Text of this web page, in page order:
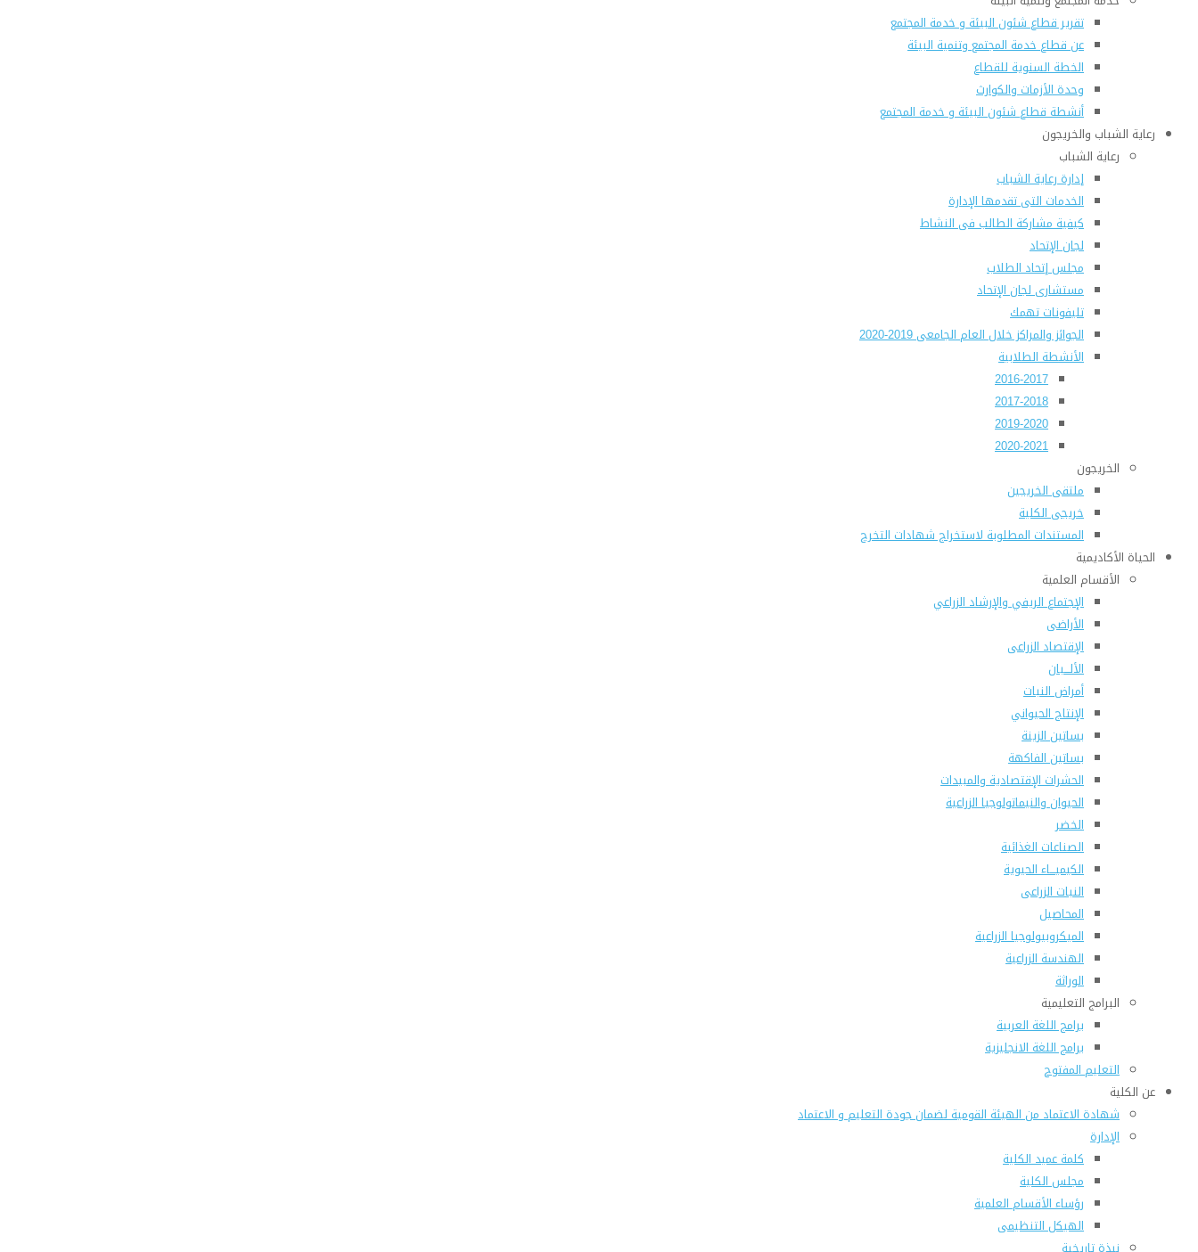
تقرير قطاع شئون البيئة و خدمة المجتمع
عن قطاع خدمة المجتمع وتنمية البيئة
الخطة السنوية للقطاع
وحدة الأزمات والكوارث
أنشطة قطاع شئون البيئة و خدمة المجتمع
رعاية الشباب والخريجون
رعاية الشباب
إدارة رعاية الشباب
الخدمات التى تقدمها الإدارة
كيفية مشاركة الطالب فى النشاط
لجان الإتحاد
مجلس إتحاد الطلاب
مستشارى لجان الإتحاد
تليفونات تهمك
الجوائز والمراكز خلال العام الجامعى 2019-2020
الأنشطة الطلابية
2016-2017
2017-2018
2019-2020
2020-2021
الخريجون
ملتقى الخريجين
خريجى الكلية
المستندات المطلوبة لاستخراج شهادات التخرج
الحياة الأكاديمية
الأقسام العلمية
الإجتماع الريفي والإرشاد الزراعي
الأراضى
الإقتصاد الزراعى
الألـــبان
أمراض النبات
الإنتاج الحيواني
بساتين الزينة
بساتين الفاكهة
الحشرات الإقتصادية والمبيدات
الحيوان والنيماتولوجيا الزراعية
الخضر
الصناعات الغذائية
الكيميـــاء الحيوية
النبات الزراعى
المحاصيل
الميكروبيولوجيا الزراعية
الهندسة الزراعية
الوراثة
البرامج التعليمية
برامج اللغة العربية
برامج اللغة الانجليزية
التعليم المفتوح
عن الكلية
شهادة الاعتماد من الهيئة القومية لضمان جودة التعليم و الاعتماد
الإدارة
كلمة عميد الكلية
مجلس الكلية
رؤساء الأقسام العلمية
الهيكل التنظيمى